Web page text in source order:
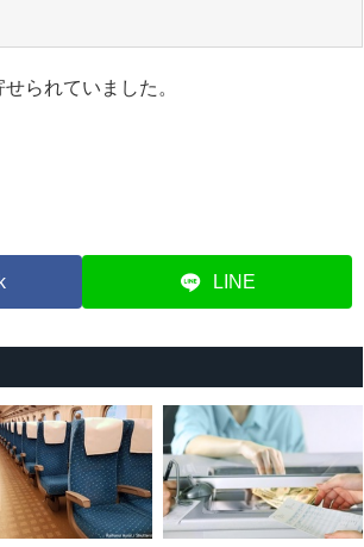
られていました。
LINE